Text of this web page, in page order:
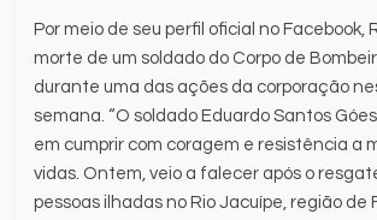
Por meio de seu perfil oficial no Facebook,
morte de um soldado do Corpo de
durante uma das ações da corporação
semana. “O soldado Eduardo Santos
em cumprir com coragem e resistência a
vidas. Ontem, veio a falecer após o
pessoas ilhadas no Rio Jacuípe, região de